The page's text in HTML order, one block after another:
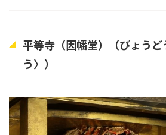
平等寺（因幡堂）（びょう
う〉）